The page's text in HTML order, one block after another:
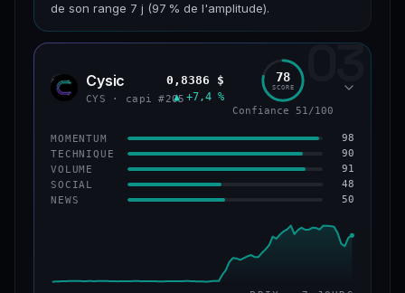
de son range 7 j (97 % de l'amplitude).
CAP. MARCHÉ VOLUME 24 H
VAR. 7 J VAR. 30 J
+2,1 %
VS ATH
−69,5 % #90
CONFIANCE 61/100
03
CYS Cysic
CYS · capi #205
0,8386 $
▲ +7,4 %
78
SCORE
Confiance 51/100
MOMENTUM 98
TECHNIQUE 90
VOLUME 91
SOCIAL 48
NEWS 50